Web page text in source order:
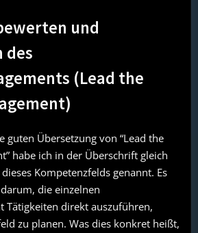
und
des
(Lead the
guten Übersetzung von “Lead the
habe ich in der Überschrift gleich
Kompetenzfelds genannt. Es
die einzelnen
Tätigkeiten direkt auszuführen,
zu planen. Was dies konkret heißt,